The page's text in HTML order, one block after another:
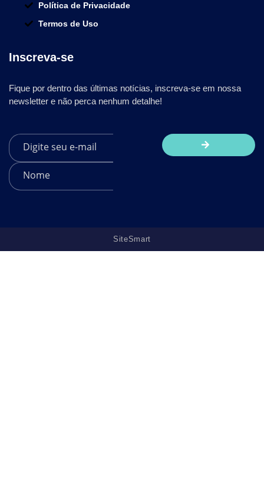
Política de Privacidade
Termos de Uso
Inscreva-se
Fique por dentro das últimas notícias, inscreva-se em nossa
newsletter e não perca nenhum detalhe!
SiteSmart